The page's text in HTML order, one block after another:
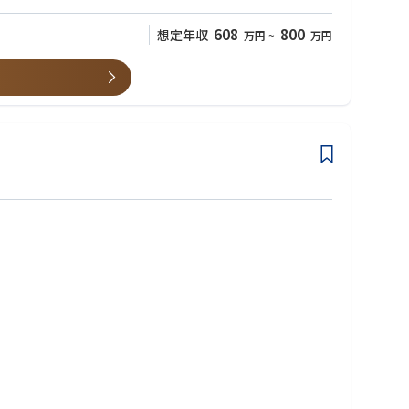
積むことができます。
題解決にも関与いただけるため、FP&Aや経営企画、将来的には
い立場で活躍したい方に最適なポジションです。
想定年収 608 万円 ~ 800 万円
きます）